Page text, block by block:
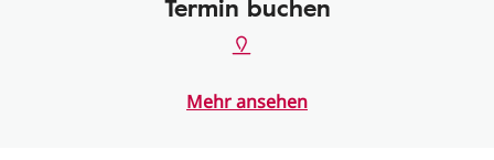
Mehr ansehen